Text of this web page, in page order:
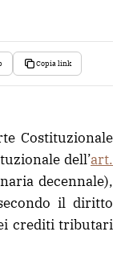
Copia link
Costituzionale
dell’art.
decennale),
il diritto
crediti tributari